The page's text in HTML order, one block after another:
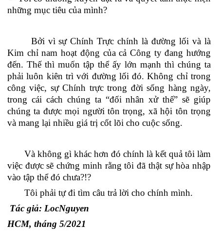
những mục tiêu của mình?
Bởi vì sự Chính Trực chính là đường lối và là
Kim chỉ nam hoạt động của cả Công ty đang hướng
đến. Thế thì muốn tập thể ấy lớn mạnh thì chúng ta
phải luôn kiên trì với đường lối đó. Không chỉ trong
công việc, sự Chính trực trong đời sống hàng ngày,
trong cái cách chúng ta “đối nhân xử thế” sẽ giúp
chúng ta được mọi người tôn trọng, xã hội tôn trọng
và mang lại nhiều giá trị cốt lõi cho cuộc sống.
Và không gì khác hơn đó chính là kết quả tôi làm
việc được sẽ chứng minh rằng tôi đã thật sự hòa nhập
vào tập thể đó chưa?!?
Tôi phải tự đi tìm câu trả lời cho chính mình.
Tác giả: LocNguyen
HCM, tháng 5/2021